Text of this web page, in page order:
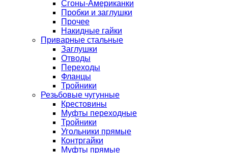
Сгоны-Американки
Пробки и заглушки
Прочее
Накидные гайки
Приварные стальные
Заглушки
Отводы
Переходы
Фланцы
Тройники
Резьбовые чугунные
Крестовины
Муфты переходные
Тройники
Угольники прямые
Контргайки
Муфты прямые